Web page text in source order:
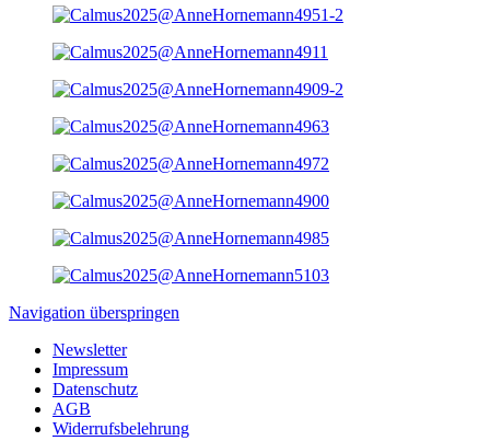
Navigation überspringen
Newsletter
Impressum
Datenschutz
AGB
Widerrufsbelehrung